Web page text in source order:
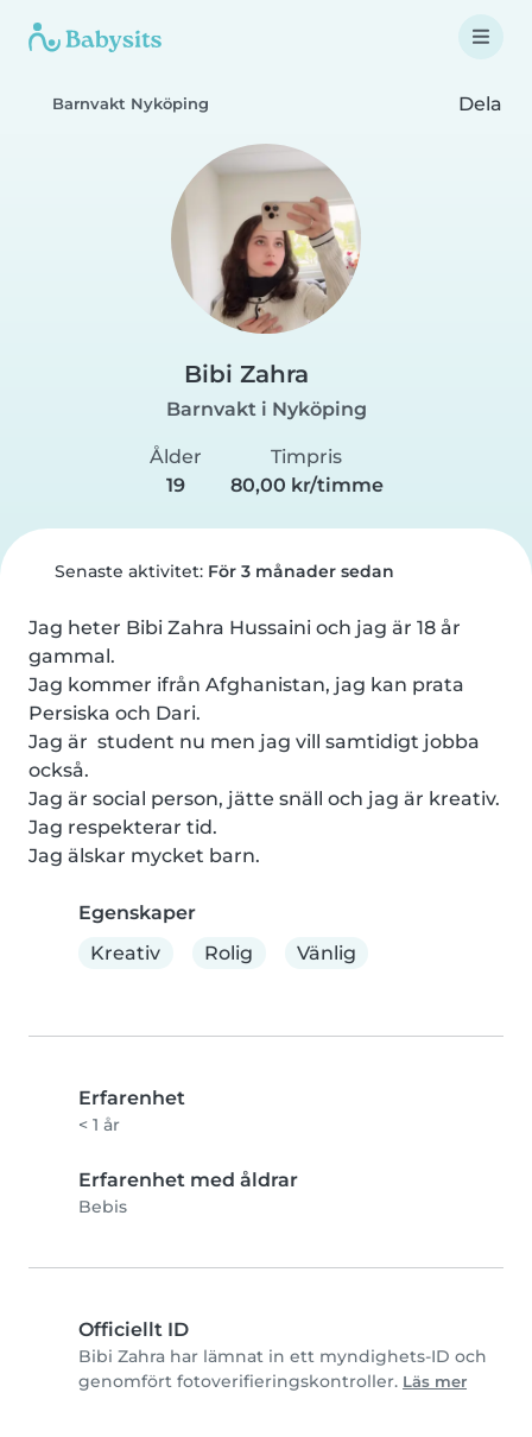
Barnvakt Nyköping Dela
Bibi Zahra
Barnvakt i Nyköping
Ålder
19
Timpris
80,00 kr/timme
Senaste aktivitet: För 3 månader sedan
Jag heter Bibi Zahra Hussaini och jag är 18 år
gammal.
Jag kommer ifrån Afghanistan, jag kan prata
Persiska och Dari.
Jag är  student nu men jag vill samtidigt jobba
också.
Jag är social person, jätte snäll och jag är kreativ.
Jag respekterar tid.
Jag älskar mycket barn.
Egenskaper
Kreativ
Rolig Vänlig
Erfarenhet
< 1 år
Erfarenhet med åldrar
Bebis
Officiellt ID
Bibi Zahra har lämnat in ett myndighets-ID och
genomfört fotoverifieringskontroller. Läs mer